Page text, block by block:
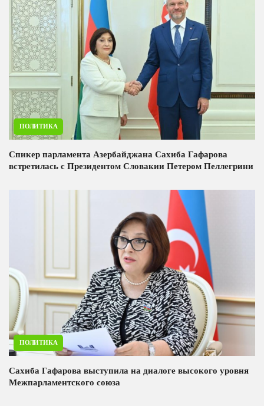
ПОЛИТИКА
Спикер парламента Азербайджана Сахиба Гафарова
встретилась с Президентом Словакии Петером Пеллегрини
ПОЛИТИКА
Сахиба Гафарова выступила на диалоге высокого уровня
Межпарламентского союза